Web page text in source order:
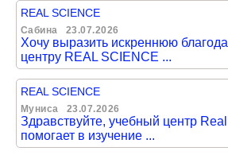
REAL SCIENCE
Сабина 23.07.2026
Хочу выразить искреннюю
центру REAL SCIENCE ...
REAL SCIENCE
Муниса 23.07.2026
Здравствуйте, учебный центр
помогает в изучение ...